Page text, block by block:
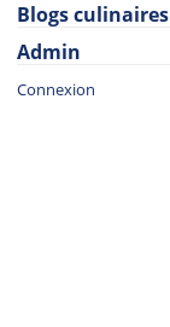
Blogs culinaires
Admin
Connexion